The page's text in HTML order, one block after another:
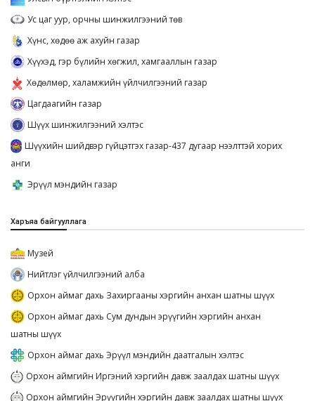
Ус цаг уур, орчны шинжилгээний төв
Хүнс, хөдөө аж ахуйн газар
Хүүхэд, гэр бүлийн хөгжил, хамгааллын газар
Хөдөлмөр, халамжийн үйлчилгээний газар
Цагдаагийн газар
Шүүх шинжилгээний хэлтэс
Шүүхийн шийдвэр гүйцэтгэх газар-437 дугаар нээлттэй хорих
анги
Эрүүл мэндийн газар
Харъяа байгууллага
Музей
Нийтлэг үйлчилгээний алба
Орхон аймаг дахь Захиргааны хэргийн анхан шатны шүүх
Орхон аймаг дахь Сум дундын эрүүгийн хэргийн анхан
шатны шүүх
Орхон аймаг дахь Эрүүл мэндийн даатгалын хэлтэс
Орхон аймгийн Иргэний хэргийн давж заалдах шатны шүүх
Орхон аймгийн Эрүүгийн хэргийн давж заалдах шатны шүүх